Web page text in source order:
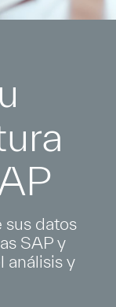
sus datos
SAP y
análisis y